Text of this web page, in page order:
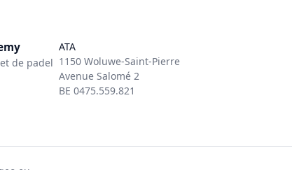
de padel
ATA
1150 Woluwe-Saint-Pierre
Avenue Salomé 2
BE 0475.559.821